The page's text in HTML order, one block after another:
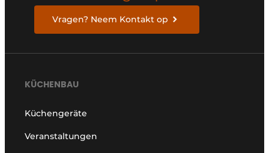
Vragen? Neem Kontakt op
KÜCHENBAU
Küchengeräte
Veranstaltungen